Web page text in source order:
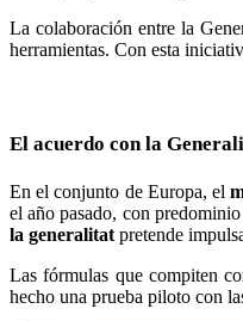
La colaboración entre la
herramientas. Con esta
El acuerdo con la
En el conjunto de Europa, el
el año pasado, con
la generalitat pretende
Las fórmulas que compiten
hecho una prueba piloto con